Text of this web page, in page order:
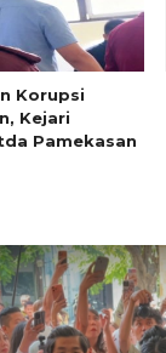
Korupsi
Kejari
Pamekasan